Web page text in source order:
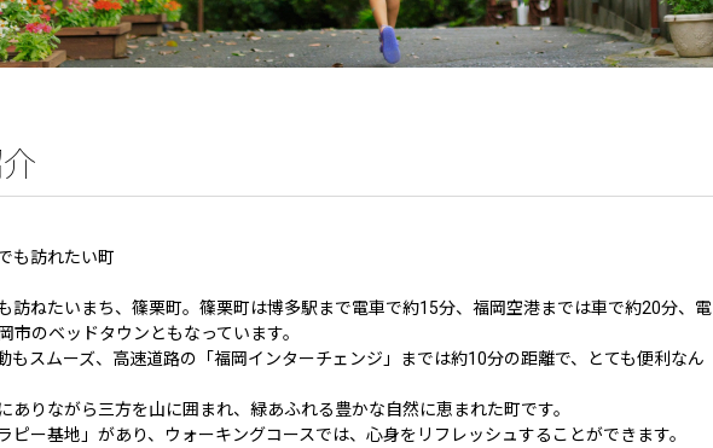
も訪れたい町
訪ねたいまち、篠栗町。篠栗町は博多駅まで電車で約15分、福岡空港までは車で約20分、電
市のベッドタウンともなっています。
もスムーズ、高速道路の「福岡インターチェンジ」までは約10分の距離で、とても便利なん
ありながら三方を山に囲まれ、緑あふれる豊かな自然に恵まれた町です。
ピー基地」があり、ウォーキングコースでは、心身をリフレッシュすることができます。